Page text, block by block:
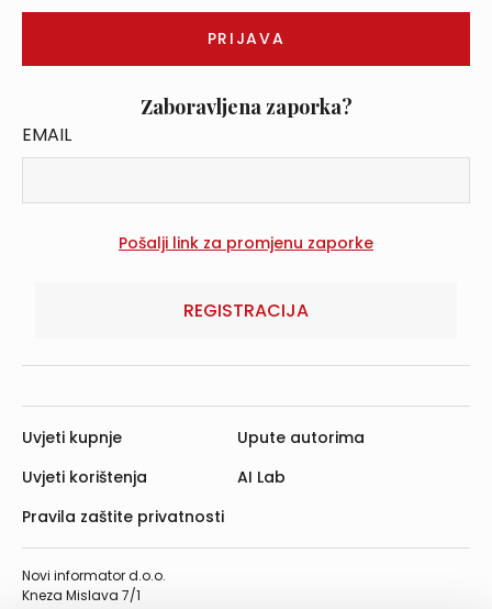
Zaboravljena zaporka?
EMAIL
REGISTRACIJA
Novi informator d.o.o.
Kneza Mislava 7/1
Uvjeti kupnje
Uvjeti korištenja
Pravila zaštite privatnosti
Upute autorima
AI Lab